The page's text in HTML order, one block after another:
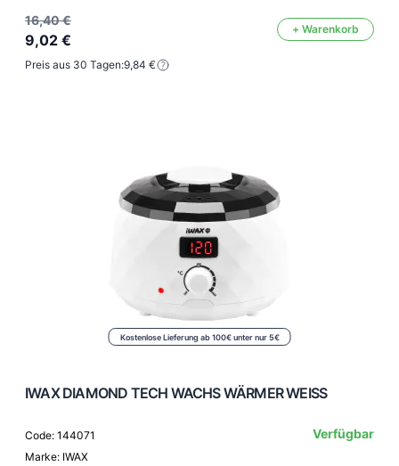
16,40 €
9,02 €
+ Warenkorb
Preis aus 30 Tagen:9,84 €
Kostenlose Lieferung ab 100€ unter nur 5€
IWAX DIAMOND TECH WACHS WÄRMER WEISS
Code: 144071
Marke: IWAX
Verfügbar